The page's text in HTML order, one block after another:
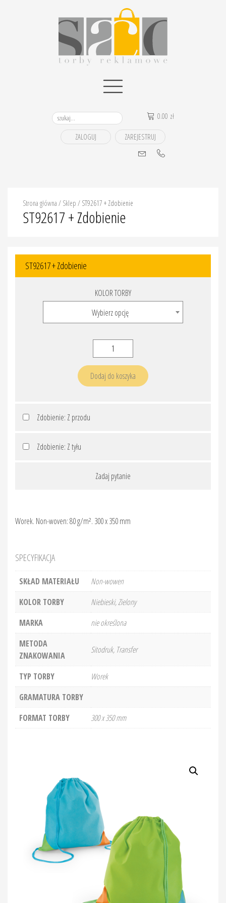
0.00 zł
ZALOGUJ ZAREJESTRUJ
Strona główna / Sklep / ST92617 + Zdobienie
ST92617 + Zdobienie
ST92617 + Zdobienie
KOLOR TORBY
Wybierz opcję
ST92617
Zdobienie
Dodaj do koszyka
Zdobienie: Z przodu
Zdobienie: Z tyłu
Zadaj pytanie
Worek. Non-woven: 80 g/m². 300 x 350 mm
SPECYFIKACJA
SKŁAD MATERIAŁU
Non-wowen
KOLOR TORBY
Niebieski, Zielony
MARKA
nie określona
METODA
ZNAKOWANIA
Sitodruk, Transfer
TYP TORBY
Worek
GRAMATURA TORBY
FORMAT TORBY
300 x 350 mm